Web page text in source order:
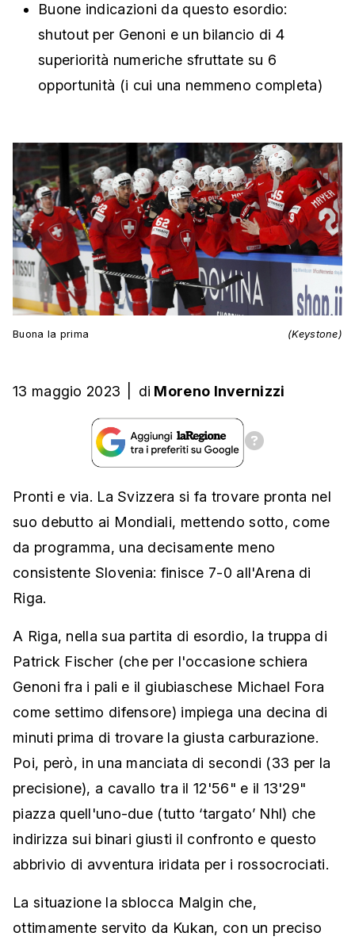
Buone indicazioni da questo esordio:
shutout per Genoni e un bilancio di 4
superiorità numeriche sfruttate su 6
opportunità (i cui una nemmeno completa)
Buona la prima (Keystone)
13 maggio 2023 di Moreno Invernizzi
Pronti e via. La Svizzera si fa trovare pronta nel
suo debutto ai Mondiali, mettendo sotto, come
da programma, una decisamente meno
consistente Slovenia: finisce 7-0 all'Arena di
Riga.
A Riga, nella sua partita di esordio, la truppa di
Patrick Fischer (che per l'occasione schiera
Genoni fra i pali e il giubiaschese Michael Fora
come settimo difensore) impiega una decina di
minuti prima di trovare la giusta carburazione.
Poi, però, in una manciata di secondi (33 per la
precisione), a cavallo tra il 12'56" e il 13'29"
piazza quell'uno-due (tutto ‘targato’ Nhl) che
indirizza sui binari giusti il confronto e questo
abbrivio di avventura iridata per i rossocrociati.
La situazione la sblocca Malgin che,
ottimamente servito da Kukan, con un preciso